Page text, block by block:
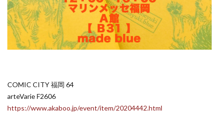
COMIC CITY 福岡 64
arteVarie F2606
https://www.akaboo.jp/event/item/20204442.html